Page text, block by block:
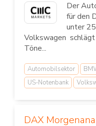
Der
für den
unter
Volkswagen schlägt
Töne...
Automobilsektor
US-Notenbank
DAX